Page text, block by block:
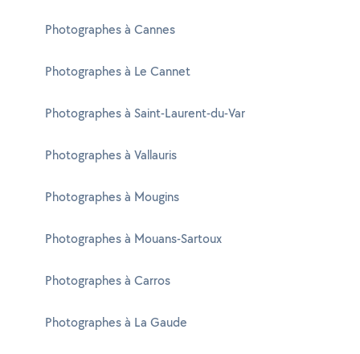
Photographes à Cannes
Photographes à Le Cannet
Photographes à Saint-Laurent-du-Var
Photographes à Vallauris
Photographes à Mougins
Photographes à Mouans-Sartoux
Photographes à Carros
Photographes à La Gaude